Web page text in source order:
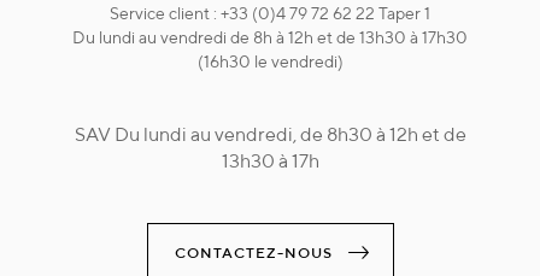
Service client : +33 (0)4 79 72 62 22 Taper 1
Du lundi au vendredi de 8h à 12h et de 13h30 à 17h30
(16h30 le vendredi)
SAV Du lundi au vendredi, de 8h30 à 12h et de
13h30 à 17h
CONTACTEZ-NOUS